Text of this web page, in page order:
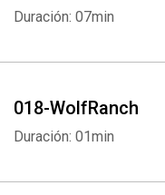
Duración: 07min
018-WolfRanch
Duración: 01min